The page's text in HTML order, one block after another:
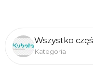
Wszystko
Kategoria